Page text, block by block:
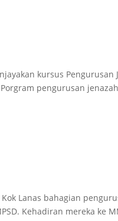
kursus Pengurusan
pengurusan
Lanas bahagian
Kehadiran mereka ke